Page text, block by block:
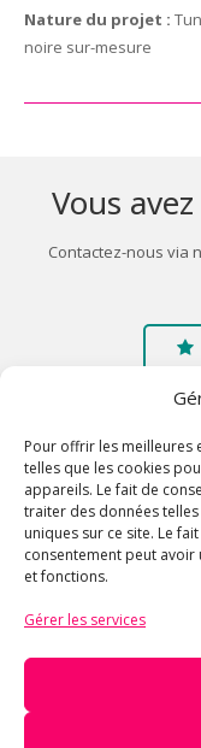
Pour offrir les meilleures
telles que les cookies
appareils. Le fait de
traiter des données
uniques sur ce site. Le
consentement peut
et fonctions.
Gérer les services
Nature du projet :
noire sur-mesure
Vous
Contactez-nous via
fibre LYCRA® - Déco